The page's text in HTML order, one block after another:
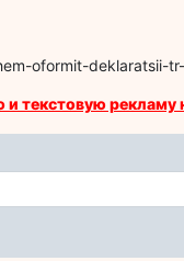
oformit-deklaratsii-
текстовую рекламу